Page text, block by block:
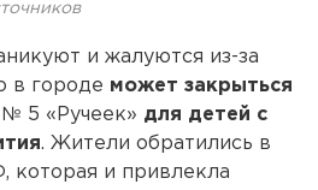
и жалуются из-за
в городе может закрыться
№ 5 «Ручеек» для детей с
. Жители обратились в
которая и привлекла